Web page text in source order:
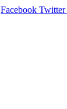
Facebook Twitter